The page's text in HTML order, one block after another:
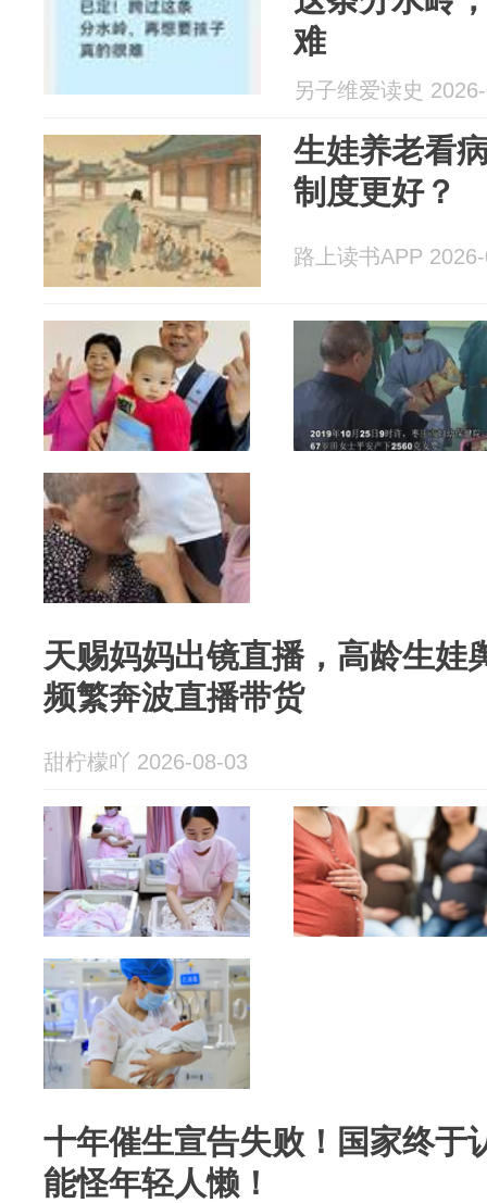
难
另子维爱读史
生娃养老看
制度更好？
路上读书APP
天赐妈妈出镜直播，高龄生娃
频繁奔波直播带货
甜柠檬吖 2026-08-03
十年催生宣告失败！国家终于
能怪年轻人懒！